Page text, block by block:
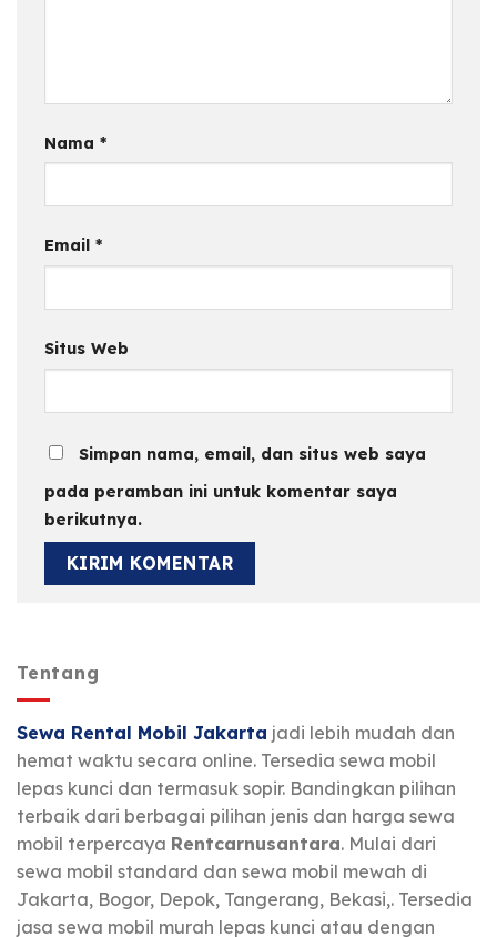
Nama *
Email *
Situs Web
Simpan nama, email, dan situs web saya
pada peramban ini untuk komentar saya
berikutnya.
Tentang
Sewa Rental Mobil Jakarta jadi lebih mudah dan
hemat waktu secara online. Tersedia sewa mobil
lepas kunci dan termasuk sopir. Bandingkan pilihan
terbaik dari berbagai pilihan jenis dan harga sewa
mobil terpercaya Rentcarnusantara. Mulai dari
sewa mobil standard dan sewa mobil mewah di
Jakarta, Bogor, Depok, Tangerang, Bekasi,. Tersedia
jasa sewa mobil murah lepas kunci atau dengan